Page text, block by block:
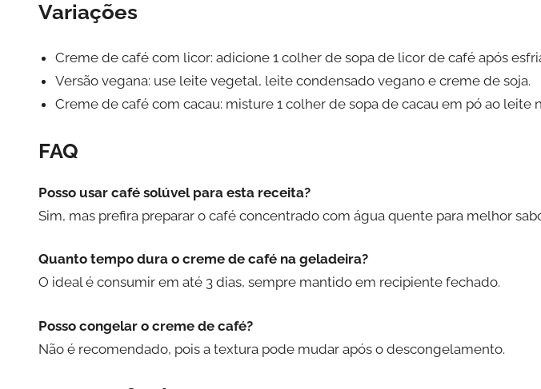
Variações
Creme de café com licor: adicione 1 colher de sopa de licor de café após
Versão vegana: use leite vegetal, leite condensado vegano e creme de soja.
Creme de café com cacau: misture 1 colher de sopa de cacau em pó ao leite
FAQ
Posso usar café solúvel para esta receita?
Sim, mas prefira preparar o café concentrado com água quente para melhor
Quanto tempo dura o creme de café na geladeira?
O ideal é consumir em até 3 dias, sempre mantido em recipiente fechado.
Posso congelar o creme de café?
Não é recomendado, pois a textura pode mudar após o descongelamento.